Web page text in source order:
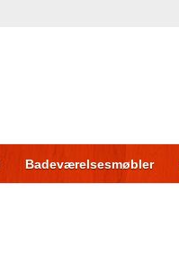
Badeværelsesmøbler